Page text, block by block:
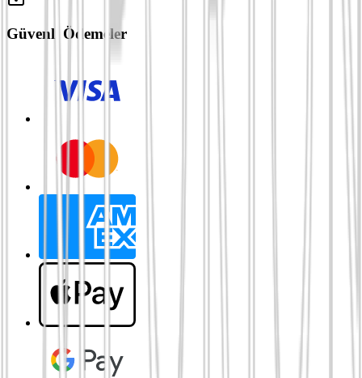
Güvenli Ödemeler